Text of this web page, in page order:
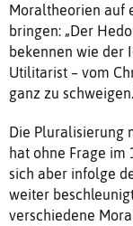
Moraltheorien auf
bringen: „Der
bekennen wie der
Utilitarist – vom
ganz zu
Die Pluralisierung
hat ohne Frage im
sich aber infolge
weiter
verschiedene